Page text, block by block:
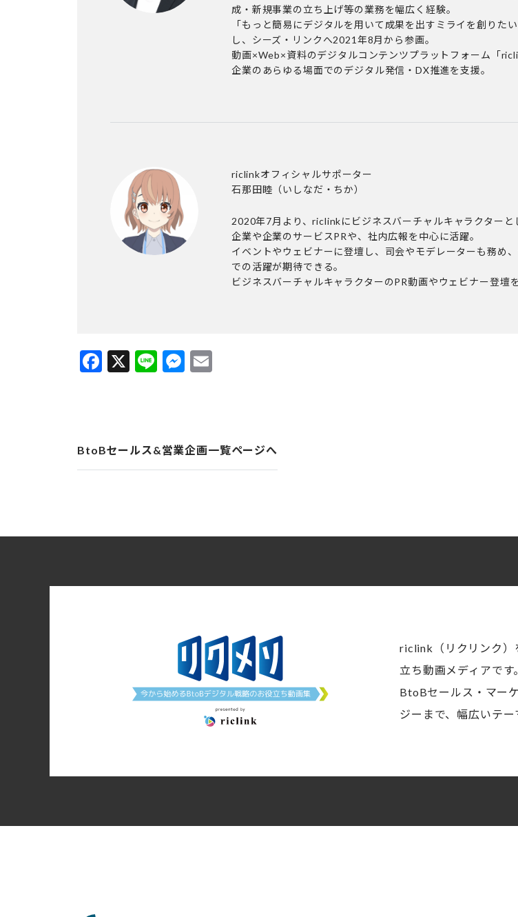
成・新規事業の立ち上げ等の業務を幅広く経験。
「もっと簡易にデジタルを用いて成果を出すミライを創りた
し、シーズ・リンクへ2021年8月から参画。
動画×Web×資料のデジタルコンテンツプラットフォーム「
企業のあらゆる場面でのデジタル発信・DX推進を支援。
riclinkオフィシャルサポーター
石那田睦 （いしなだ・ちか）
2020年7月より、riclinkにビジネスバーチャルキャラクターと
企業や企業のサービスPRや、社内広報を中心に活躍。
イベントやウェビナーに登壇し、司会やモデレーターも務め
での活躍が期待できる。
ビジネスバーチャルキャラクターのPR動画やウェビナー登壇
Facebook
X LineMessenger
BtoBセールス&営業企画一覧ページへ
riclink（リクリンク）
立ち動画メディアです。
BtoBセールス・マー
ジーまで、幅広いテー